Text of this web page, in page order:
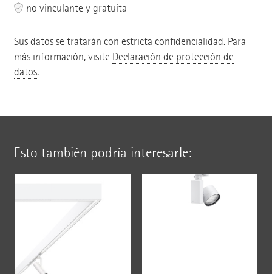
no vinculante y gratuita
Sus datos se tratarán con estricta confidencialidad. Para
más información, visite Declaración de protección de
datos.
Esto también podría interesarle: